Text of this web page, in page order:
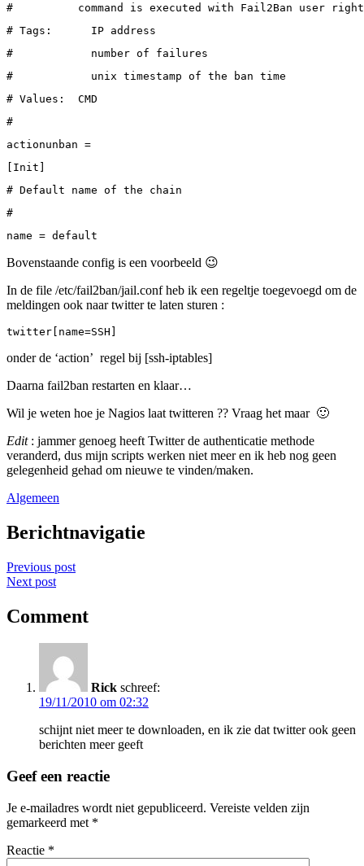
#          command is executed with Fail2Ban user
# Tags:      IP address
#            number of failures
#            unix timestamp of the ban time
# Values:  CMD
#
actionunban =
[Init]
# Default name of the chain
#
name = default
Bovenstaande config is een voorbeeld 😉
In de file /etc/fail2ban/jail.conf heb ik een regeltje toegevoegd om de
meldingen ook naar twitter te laten sturen :
twitter[name=SSH]
onder de ‘action’ regel bij [ssh-iptables]
Daarna fail2ban restarten en klaar…
Wil je weten hoe je Nagios laat twitteren ?? Vraag het maar 🙂
Edit: jammer genoeg heeft Twitter de authenticatie methode
veranderd, dus mijn scripts werken niet meer en ik heb nog geen
gelegenheid gehad om nieuwe te vinden/maken.
Algemeen
Berichtnavigatie
Previous post
Next post
Comment
Rick schreef:
19/11/2010 om 02:32
schijnt niet meer te downloaden, en ik zie dat twitter ook geen
berichten meer geeft
Geef een reactie
Je e-mailadres wordt niet gepubliceerd. Vereiste velden zijn
gemarkeerd met *
Reactie *